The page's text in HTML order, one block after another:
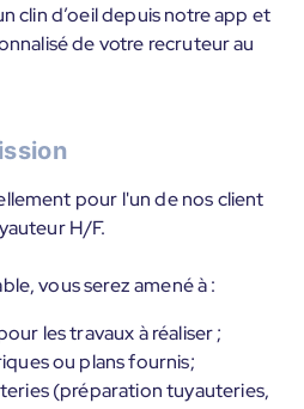
clin d’oeil depuis notre app et
de votre recruteur au
pour l'un de nos client
H/F.
vous serez amené à :
les travaux à réaliser ;
ou plans fournis;
(préparation tuyauteries,